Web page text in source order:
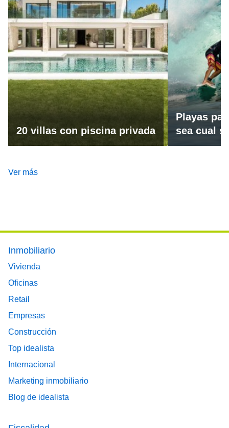
20 villas con piscina privada
Playas
sea cual
Ver más
Footer main menu
Inmobiliario
Vivienda
Oficinas
Retail
Empresas
Construcción
Top idealista
Internacional
Marketing inmobiliario
Blog de idealista